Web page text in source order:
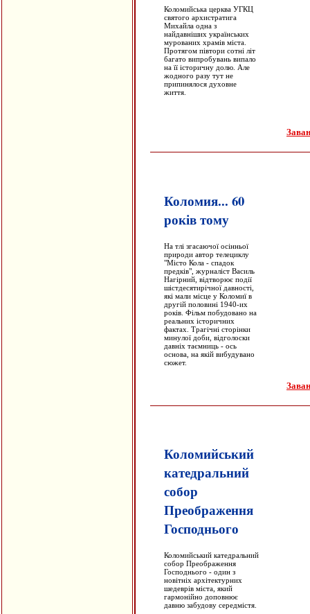
Коломийська церква УГКЦ
святого архистратига
Михайла одна з
найдавніших українських
мурованих храмів міста.
Протягом півтори сотні літ
багато випробувань випало
на її історичну долю. Але
жодного разу тут не
припинялося духовне
життя.
Коломия... 60
років тому
На тлі згасаючої осінньої
природи автор телециклу
"Місто Кола - спадок
предків", журналіст Василь
Нагірний, відтворює події
шістдесятирічної давності,
які мали місце у Коломиї в
другій половині 1940-их
років. Фільм побудовано на
реальних історичних
фактах. Трагічні сторінки
минулої доби, відголоски
давніх таємниць - ось
основа, на якій вибудувано
сюжет.
Коломийський
катедральний
собор
Преображення
Господнього
Коломийський катедральний
собор Преображення
Господнього - один з
новітніх архітектурних
шедеврів міста, який
гармонійно доповнює
давню забудову середмістя.